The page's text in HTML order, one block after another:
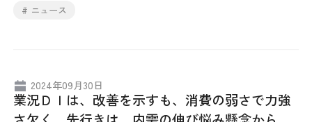
# ニュース
2024年09月30日
業況ＤＩは、改善を示すも、消費の弱さで力強